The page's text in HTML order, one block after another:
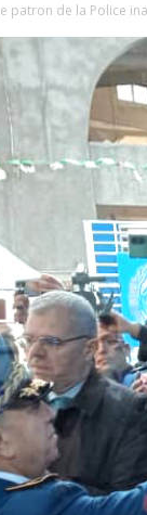
patron de la Police